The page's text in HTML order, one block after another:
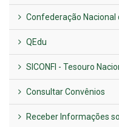
Confederação Nacional
QEdu
SICONFI - Tesouro
Consultar Convênios
Receber Informações